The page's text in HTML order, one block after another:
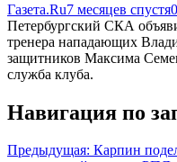
Газета.Ru7 месяцев спустя0
Петербургский СКА
тренера нападающих
защитников Максима
служба клуба.
Навигация по
Предыдущая: Карпин